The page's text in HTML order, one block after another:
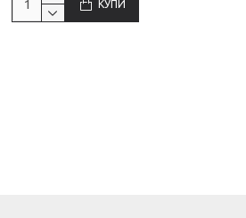
КУПИ